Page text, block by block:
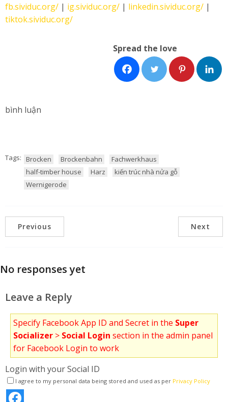
fb.sividuc.org/ | ig.sividuc.org/ | linkedin.sividuc.org/ |
tiktok.sividuc.org/
Spread the love
bình luận
Tags: Brocken Brockenbahn
Fachwerkhaus
half-timber house
Harz
kiến trúc nhà nửa gỗ
Wernigerode
Previous Next
No responses yet
Leave a Reply
Specify Facebook App ID and Secret in the Super
Socializer > Social Login section in the admin panel
for Facebook Login to work
Login with your Social ID
I agree to my personal data being stored and used as per Privacy Policy